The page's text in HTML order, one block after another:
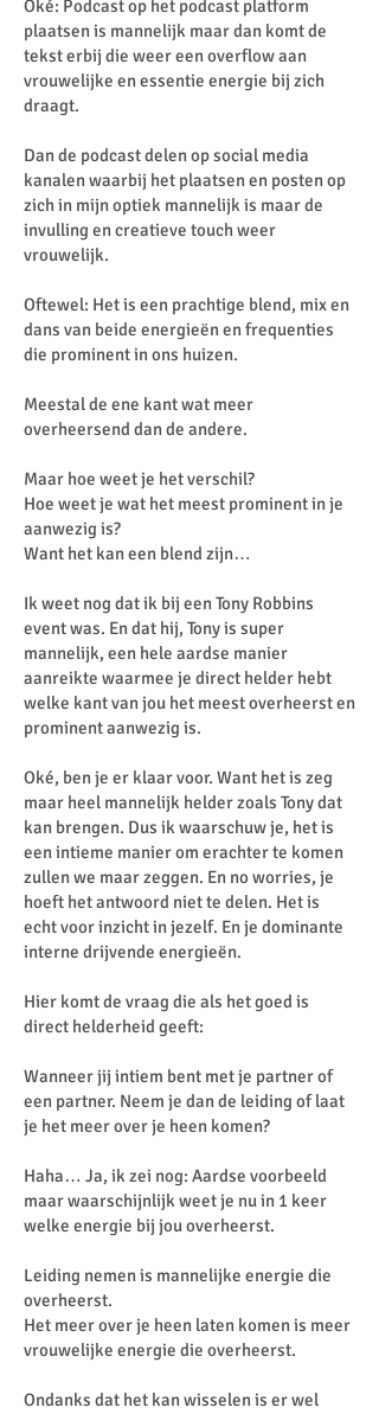
Oké: Podcast op het podcast platform
plaatsen is mannelijk maar dan komt de
tekst erbij die weer een overflow aan
vrouwelijke en essentie energie bij zich
draagt.
Dan de podcast delen op social media
kanalen waarbij het plaatsen en posten op
zich in mijn optiek mannelijk is maar de
invulling en creatieve touch weer
vrouwelijk.
Oftewel: Het is een prachtige blend, mix en
dans van beide energieën en frequenties
die prominent in ons huizen.
Meestal de ene kant wat meer
overheersend dan de andere.
Maar hoe weet je het verschil?
Hoe weet je wat het meest prominent in je
aanwezig is?
Want het kan een blend zijn…
Ik weet nog dat ik bij een Tony Robbins
event was. En dat hij, Tony is super
mannelijk, een hele aardse manier
aanreikte waarmee je direct helder hebt
welke kant van jou het meest overheerst en
prominent aanwezig is.
Oké, ben je er klaar voor. Want het is zeg
maar heel mannelijk helder zoals Tony dat
kan brengen. Dus ik waarschuw je, het is
een intieme manier om erachter te komen
zullen we maar zeggen. En no worries, je
hoeft het antwoord niet te delen. Het is
echt voor inzicht in jezelf. En je dominante
interne drijvende energieën.
Hier komt de vraag die als het goed is
direct helderheid geeft:
Wanneer jij intiem bent met je partner of
een partner. Neem je dan de leiding of laat
je het meer over je heen komen?
Haha… Ja, ik zei nog: Aardse voorbeeld
maar waarschijnlijk weet je nu in 1 keer
welke energie bij jou overheerst.
Leiding nemen is mannelijke energie die
overheerst.
Het meer over je heen laten komen is meer
vrouwelijke energie die overheerst.
Ondanks dat het kan wisselen is er wel